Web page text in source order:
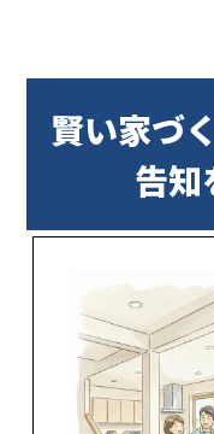
賢い家づ
告知